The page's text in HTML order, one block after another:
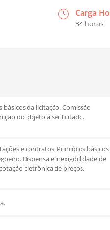
Carga
34 horas
da licitação. Comissão
do objeto a ser licitado.
e contratos. Princípios básicos
Dispensa e inexigibilidade de
eletrônica de preços.